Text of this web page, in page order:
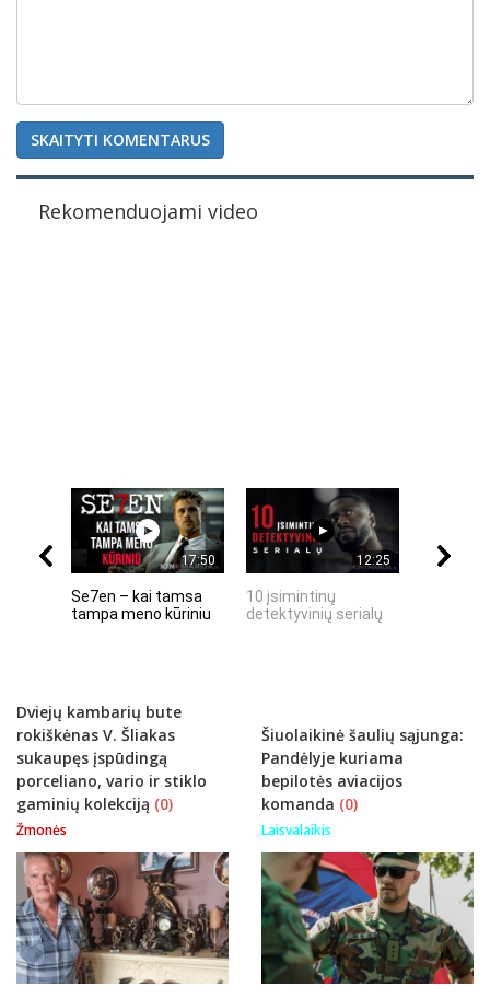
SKAITYTI KOMENTARUS
Rekomenduojami video
17:50
Se7en – kai tamsa
tampa meno kūriniu
12:25
10 įsimintinų
detektyvinių serialų
Dviejų kambarių bute
rokiškėnas V. Šliakas
sukaupęs įspūdingą
porceliano, vario ir stiklo
gaminių kolekciją (0)
Žmonės
Šiuolaikinė šaulių sąjunga:
Pandėlyje kuriama
bepilotės aviacijos
komanda (0)
Laisvalaikis